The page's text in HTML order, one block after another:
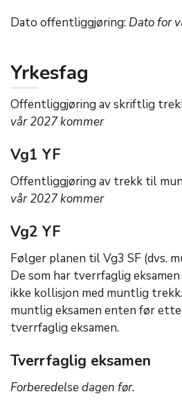
Dato offentliggjøring: Dato for
Yrkesfag
Offentliggjøring av skriftlig
vår 2027 kommer
Vg1 YF
Offentliggjøring av trekk til
vår 2027 kommer
Vg2 YF
Følger planen til Vg3 SF (dvs.
De som har tverrfaglig
ikke kollisjon med muntlig
muntlig eksamen enten før
tverrfaglig eksamen.
Tverrfaglig eksamen
Forberedelse dagen før.